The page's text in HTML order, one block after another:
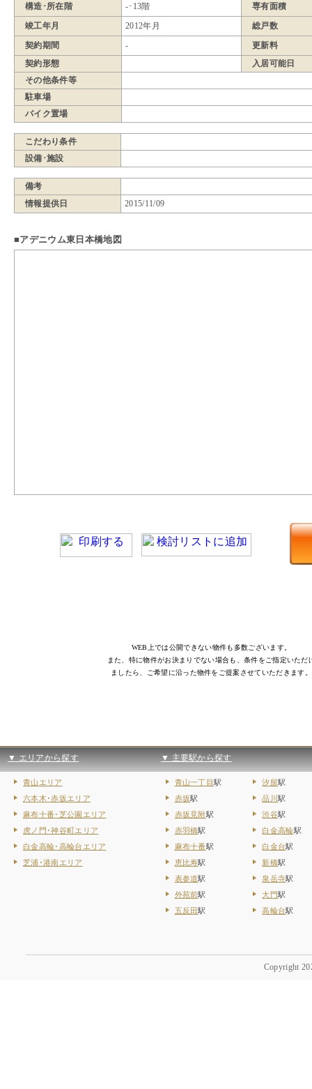
構造･所在階
-･13階
専有面積
竣工年月
2012年月
総戸数
契約期間
-
更新料
契約形態
入居可能日
その他条件等
駐車場
バイク置場
こだわり条件
設備･施設
備考
情報提供日
2015/11/09
■アデニウム東日本橋地図
WEB上では公開できない物件も多数ございます。
また、特に物件がお決まりでない場合も、条件をご指定いただ
ましたら、ご希望に沿った物件をご提案させていただきます。
▼ エリアから探す ▼ 主要駅から探す
青山エリア
六本木･赤坂エリア
麻布十番･芝公園エリア
虎ノ門･神谷町エリア
白金高輪･高輪台エリア
芝浦･港南エリア
青山一丁目駅
赤坂駅
赤坂見附駅
赤羽橋駅
麻布十番駅
恵比寿駅
表参道駅
外苑前駅
五反田駅
汐留駅
品川駅
渋谷駅
白金高輪駅
白金台駅
新橋駅
泉岳寺駅
大門駅
高輪台駅
Copyright